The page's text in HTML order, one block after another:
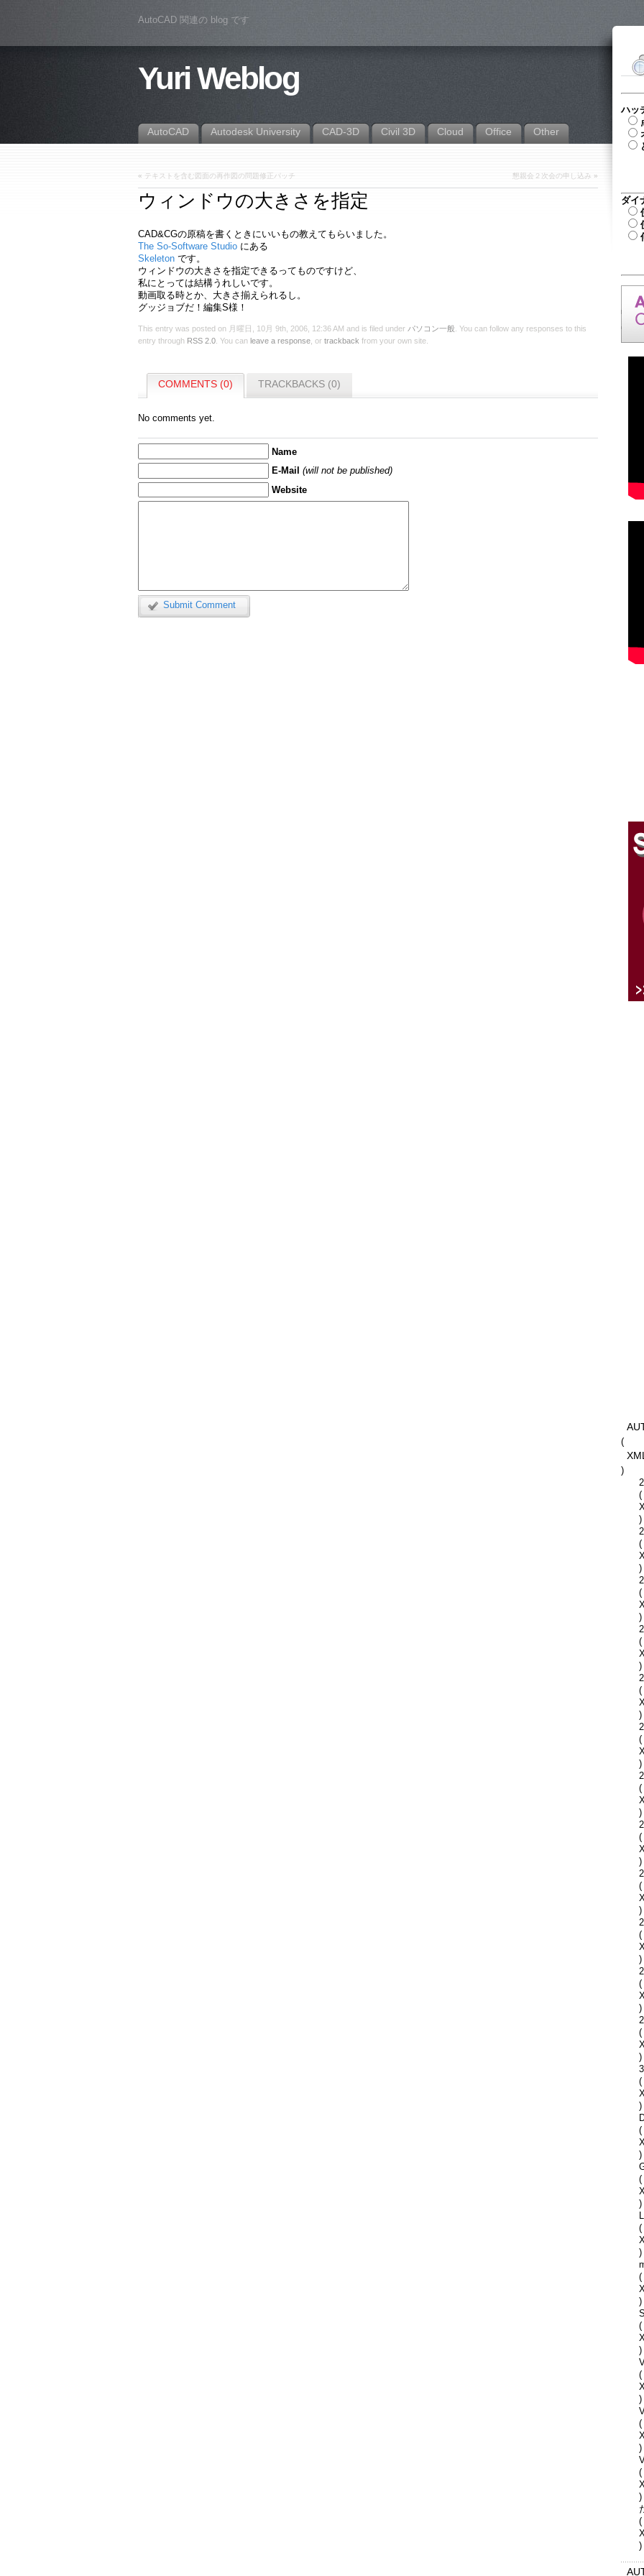
AutoCAD 関連の blog です
Yuri Weblog
AutoCAD Autodesk University CAD-3D Civil 3D Cloud Office Other
« テキストを含む図面の再作図の問題修正パッチ 懇親会２次会の申し込み »
ウィンドウの大きさを指定
CAD&CGの原稿を書くときにいいもの教えてもらいました。
The So-Software Studio にある
Skeleton です。
ウィンドウの大きさを指定できるってものですけど、
私にとっては結構うれしいです。
動画取る時とか、大きさ揃えられるし。
グッジョブだ！編集S様！
This entry was posted on 月曜日, 10月 9th, 2006, 12:36 AM and is filed under パソコン一般 . You can follow any responses to this
entry through RSS 2.0 . You can leave a response , or trackback from your own site.
COMMENTS (0) TRACKBACKS (0)
No comments yet.
Name
E-Mail(will not be published)
Website
Submit Comment
ハッ
ダイ
(
XML
)
(
)
(
)
(
)
(
)
(
)
(
)
(
)
(
)
(
)
(
)
(
)
(
)
(
)
(
)
(
)
(
)
(
)
(
)
(
)
(
)
(
)
(
)